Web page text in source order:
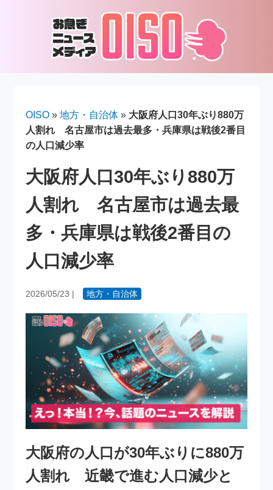
OISO »地方・自治体 » 大阪府人口30年ぶり880万
人割れ 名古屋市は過去最多・兵庫県は戦後2番目
の人口減少率
大阪府人口30年ぶり880万
人割れ 名古屋市は過去最
多・兵庫県は戦後2番目の
人口減少率
2026/05/23 | 地方・自治体
大阪府の人口が30年ぶりに880万
人割れ 近畿で進む人口減少と